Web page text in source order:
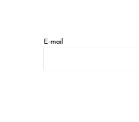
E-mail